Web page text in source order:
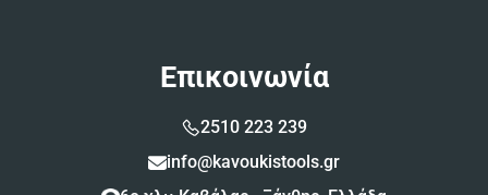
Επικοινωνία
2510 223 239
info@kavoukistools.gr